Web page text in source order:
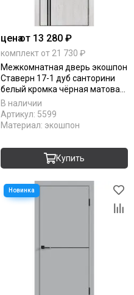
ценаот 13 280 ₽
комплект от 21 730 ₽
Межкомнатная дверь экошпон
Ставерн 17-1 дуб санторини
белый кромка чёрная матовая
остеклённая
В наличии
Артикул: 5599
Материал: экошпон
Купить